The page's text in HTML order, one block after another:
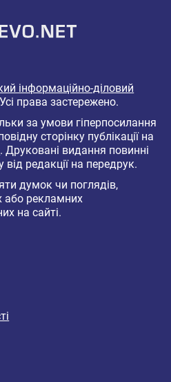
інформаційно-діловий
права застережено.
за умови гіперпосилання
сторінку публікації на
. Друковані видання повинні
редакції на передрук.
думок чи поглядів,
або рекламних
на сайті.